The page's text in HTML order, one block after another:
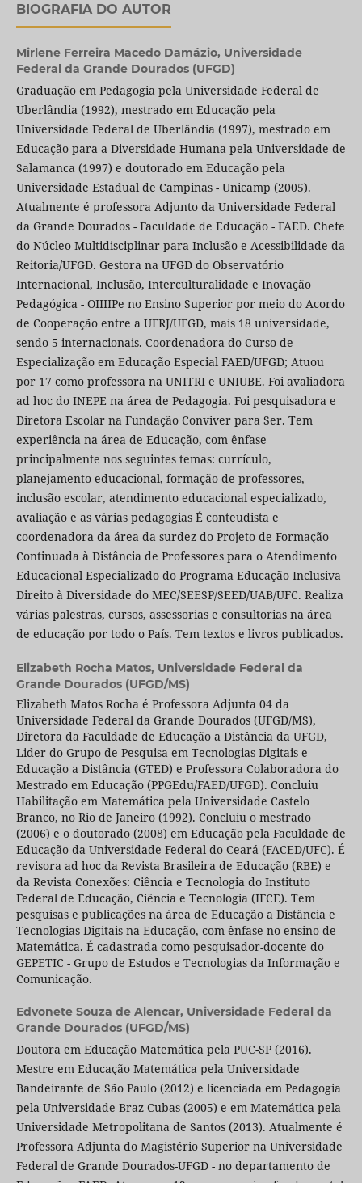
BIOGRAFIA DO AUTOR
Mirlene Ferreira Macedo Damázio, Universidade
Federal da Grande Dourados (UFGD)
Graduação em Pedagogia pela Universidade Federal de
Uberlândia (1992), mestrado em Educação pela
Universidade Federal de Uberlândia (1997), mestrado em
Educação para a Diversidade Humana pela Universidade de
Salamanca (1997) e doutorado em Educação pela
Universidade Estadual de Campinas - Unicamp (2005).
Atualmente é professora Adjunto da Universidade Federal
da Grande Dourados - Faculdade de Educação - FAED. Chefe
do Núcleo Multidisciplinar para Inclusão e Acessibilidade da
Reitoria/UFGD. Gestora na UFGD do Observatório
Internacional, Inclusão, Interculturalidade e Inovação
Pedagógica - OIIIIPe no Ensino Superior por meio do Acordo
de Cooperação entre a UFRJ/UFGD, mais 18 universidade,
sendo 5 internacionais. Coordenadora do Curso de
Especialização em Educação Especial FAED/UFGD; Atuou
por 17 como professora na UNITRI e UNIUBE. Foi avaliadora
ad hoc do INEPE na área de Pedagogia. Foi pesquisadora e
Diretora Escolar na Fundação Conviver para Ser. Tem
experiência na área de Educação, com ênfase
principalmente nos seguintes temas: currículo,
planejamento educacional, formação de professores,
inclusão escolar, atendimento educacional especializado,
avaliação e as várias pedagogias É conteudista e
coordenadora da área da surdez do Projeto de Formação
Continuada à Distância de Professores para o Atendimento
Educacional Especializado do Programa Educação Inclusiva
Direito à Diversidade do MEC/SEESP/SEED/UAB/UFC. Realiza
várias palestras, cursos, assessorias e consultorias na área
de educação por todo o País. Tem textos e livros publicados.
Elizabeth Rocha Matos, Universidade Federal da
Grande Dourados (UFGD/MS)
Elizabeth Matos Rocha é Professora Adjunta 04 da
Universidade Federal da Grande Dourados (UFGD/MS),
Diretora da Faculdade de Educação a Distância da UFGD,
Lider do Grupo de Pesquisa em Tecnologias Digitais e
Educação a Distância (GTED) e Professora Colaboradora do
Mestrado em Educação (PPGEdu/FAED/UFGD). Concluiu
Habilitação em Matemática pela Universidade Castelo
Branco, no Rio de Janeiro (1992). Concluiu o mestrado
(2006) e o doutorado (2008) em Educação pela Faculdade de
Educação da Universidade Federal do Ceará (FACED/UFC). É
revisora ad hoc da Revista Brasileira de Educação (RBE) e
da Revista Conexões: Ciência e Tecnologia do Instituto
Federal de Educação, Ciência e Tecnologia (IFCE). Tem
pesquisas e publicações na área de Educação a Distância e
Tecnologias Digitais na Educação, com ênfase no ensino de
Matemática. É cadastrada como pesquisador-docente do
GEPETIC - Grupo de Estudos e Tecnologias da Informação e
Comunicação.
Edvonete Souza de Alencar, Universidade Federal da
Grande Dourados (UFGD/MS)
Doutora em Educação Matemática pela PUC-SP (2016).
Mestre em Educação Matemática pela Universidade
Bandeirante de São Paulo (2012) e licenciada em Pedagogia
pela Universidade Braz Cubas (2005) e em Matemática pela
Universidade Metropolitana de Santos (2013). Atualmente é
Professora Adjunta do Magistério Superior na Universidade
Federal de Grande Dourados-UFGD - no departamento de